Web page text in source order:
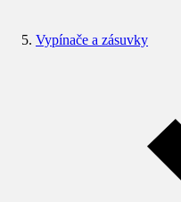
Vypínače a zásuvky